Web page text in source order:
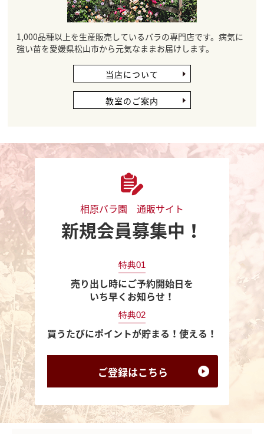
1,000品種以上を生産販売しているバラの専門店です。病気に
強い苗を愛媛県松山市から元気なままお届けします。
当店について
教室のご案内
相原バラ園 通販サイト
新規会員募集中！
特典01
売り出し時にご予約開始日を
いち早くお知らせ！
特典02
買うたびにポイントが貯まる！使える！
ご登録はこちら